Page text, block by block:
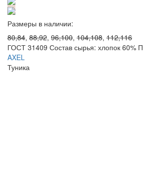
Размеры в наличии:
80,84, 88,92, 96,100, 104,108, 112,116
ГОСТ 31409 Состав сырья: хлопок 60%
AXEL
Туника